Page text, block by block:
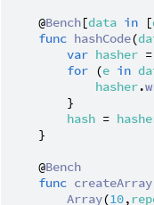
    @
Bench[data in [
func hashCode(
var hasher =
for (e in
hasher.
        }
hash =
    }
    @
Bench
func createArray
Array(10,